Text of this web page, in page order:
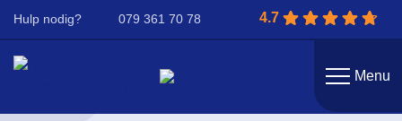
Hulp nodig? 079 361 70 78 4.7
Menu